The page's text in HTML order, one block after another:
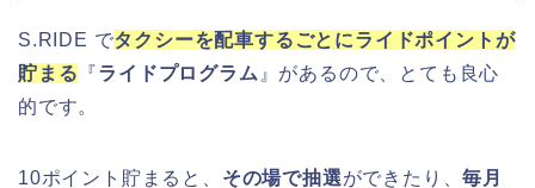
S.RIDE でタクシーを配車するごとにライドポイントが
貯まる 『ライドプログラム』があるので、とても良心
的です。
10ポイント貯まると、 その場で抽選ができたり、毎月